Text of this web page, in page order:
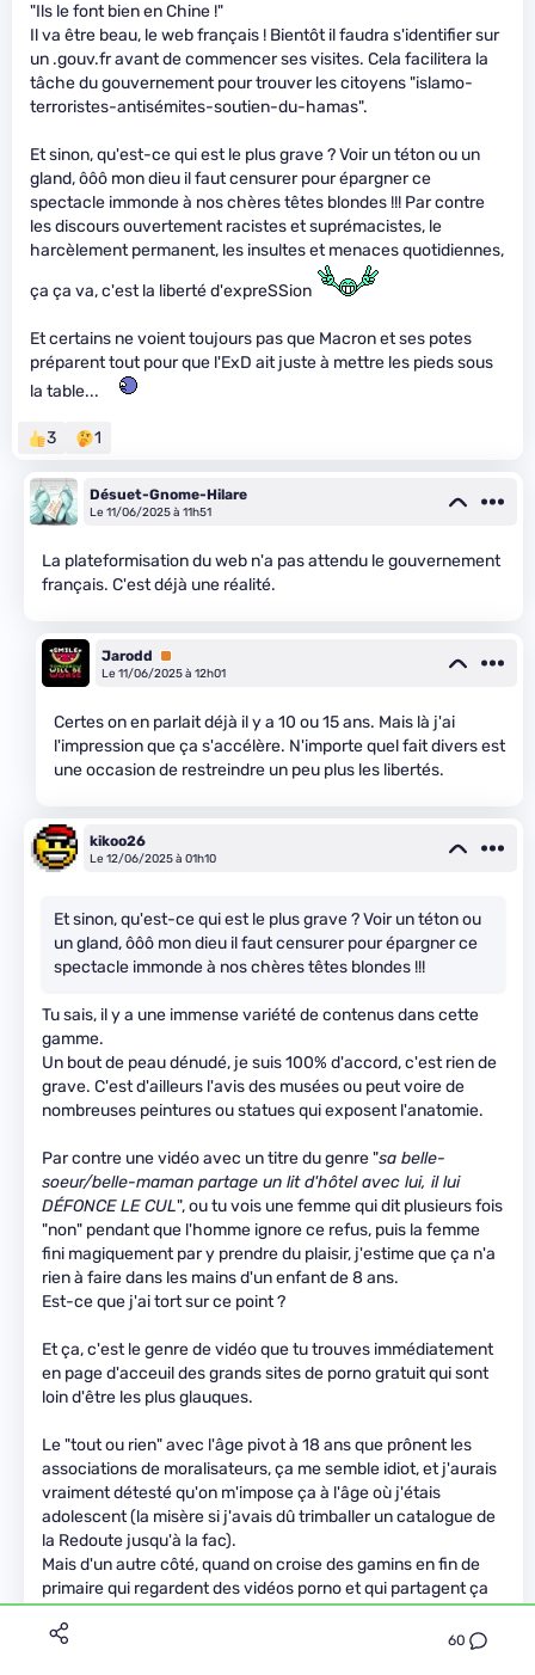
60
"Ils le font bien en Chine !"
Il va être beau, le web français ! Bientôt il faudra s'identifier sur
un .gouv.fr avant de commencer ses visites. Cela facilitera la
tâche du gouvernement pour trouver les citoyens "islamo-
terroristes-antisémites-soutien-du-hamas".
Et sinon, qu'est-ce qui est le plus grave ? Voir un téton ou un
gland, ôôô mon dieu il faut censurer pour épargner ce
spectacle immonde à nos chères têtes blondes !!! Par contre
les discours ouvertement racistes et suprémacistes, le
harcèlement permanent, les insultes et menaces quotidiennes,
ça ça va, c'est la liberté d'expreSSion
Et certains ne voient toujours pas que Macron et ses potes
préparent tout pour que l'ExD ait juste à mettre les pieds sous
la table...
3 1
Désuet-Gnome-Hilare
Le 11/06/2025 à 11h51
La plateformisation du web n'a pas attendu le gouvernement
français. C'est déjà une réalité.
Jarodd
Premium
Le 11/06/2025 à 12h01
Certes on en parlait déjà il y a 10 ou 15 ans. Mais là j'ai
l'impression que ça s'accélère. N'importe quel fait divers est
une occasion de restreindre un peu plus les libertés.
kikoo26
Le 12/06/2025 à 01h10
Et sinon, qu'est-ce qui est le plus grave ? Voir un téton ou
un gland, ôôô mon dieu il faut censurer pour épargner ce
spectacle immonde à nos chères têtes blondes !!!
Tu sais, il y a une immense variété de contenus dans cette
gamme.
Un bout de peau dénudé, je suis 100% d'accord, c'est rien de
grave. C'est d'ailleurs l'avis des musées ou peut voire de
nombreuses peintures ou statues qui exposent l'anatomie.
Par contre une vidéo avec un titre du genre "sa belle-
soeur/belle-maman partage un lit d'hôtel avec lui, il lui
DÉFONCE LE CUL", ou tu vois une femme qui dit plusieurs fois
"non" pendant que l'homme ignore ce refus, puis la femme
fini magiquement par y prendre du plaisir, j'estime que ça n'a
rien à faire dans les mains d'un enfant de 8 ans.
Est-ce que j'ai tort sur ce point ?
Et ça, c'est le genre de vidéo que tu trouves immédiatement
en page d'acceuil des grands sites de porno gratuit qui sont
loin d'être les plus glauques.
Le "tout ou rien" avec l'âge pivot à 18 ans que prônent les
associations de moralisateurs, ça me semble idiot, et j'aurais
vraiment détesté qu'on m'impose ça à l'âge où j'étais
adolescent (la misère si j'avais dû trimballer un catalogue de
la Redoute jusqu'à la fac).
Mais d'un autre côté, quand on croise des gamins en fin de
primaire qui regardent des vidéos porno et qui partagent ça
entre camarades de classe, et qu'ils sont loin d'être des cas
isolés, je me dis qu'il y a quand même un problème de société